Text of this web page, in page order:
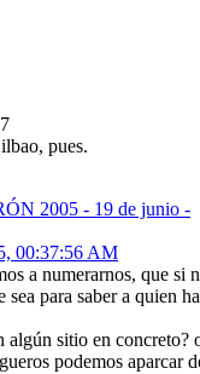
pues.
2005 - 19 de junio -
00:37:56 AM
a numerarnos, que si
para saber a quien
algún sitio en concreto?
podemos aparcar